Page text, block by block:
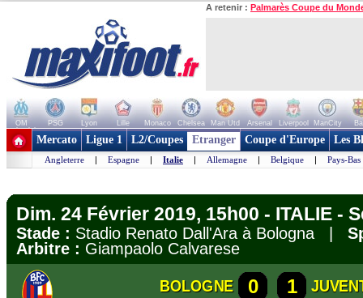
A retenir : Palmarès Coupe du
OM PSG Lyon Lille Monaco Chelsea Man Utd Arsenal Liverpool ManCity
+ de clubs
Mercato Ligue 1 L2/Coupes Etranger Coupe d'Europe Les
Angleterre | Espagne | Italie | Allemagne | Belgique | Pays-Bas
Dim. 24 Février 2019, 15h00 - ITALIE -
Stade : Stadio Renato Dall'Ara à Bologna |
Arbitre : Giampaolo Calvarese
BOLOGNE 0 1